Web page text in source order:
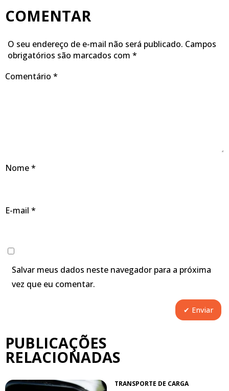
COMENTAR
O seu endereço de e-mail não será publicado. Campos
obrigatórios são marcados com *
Comentário *
Nome*
E-mail *
Salvar meus dados neste navegador para a próxima
vez que eu comentar.
PUBLICAÇÕES
RELACIONADAS
TRANSPORTE DE CARGA